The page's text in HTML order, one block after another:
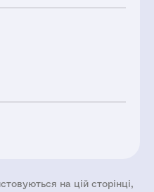
на цій сторінці,